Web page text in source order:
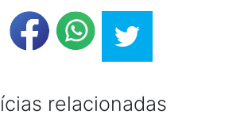
relacionadas